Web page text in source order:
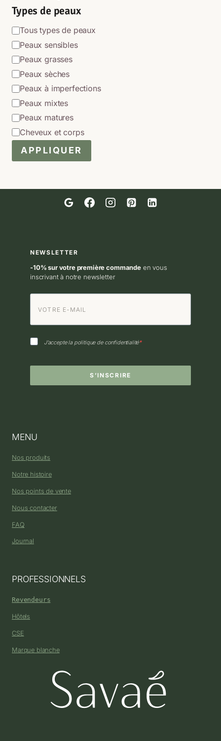
Types de peaux
Types
de
peaux
Tous types de peaux
Peaux sensibles
Peaux grasses
Peaux sèches
Peaux à imperfections
Peaux mixtes
Peaux matures
Cheveux et corps
APPLIQUER
NEWSLETTER
-10% sur votre première commandeen vous
inscrivant à notre newsletter
J’accepte la politique de confidentialité
S’INSCRIRE
MENU
Nos produits
Notre histoire
Nos points de vente
Nous contacter
FAQ
Journal
PROFESSIONNELS
Revendeurs
Hôtels
CSE
Marque blanche